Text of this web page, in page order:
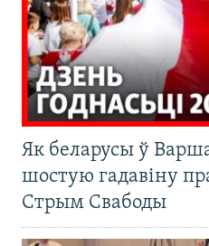
Як беларусы ў
шостую гадавіну
Стрым Свабоды